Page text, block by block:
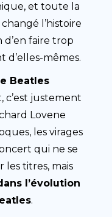
et toute la
l’histoire
d’en faire trop
d’elles-mêmes.
Beatles
c’est justement
Lovene
les virages
qui ne se
les titres, mais
l’évolution
.